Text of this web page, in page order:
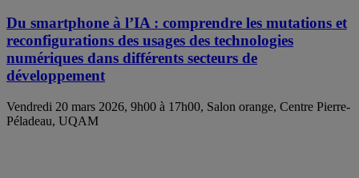
Du smartphone à l’IA : comprendre les mutations et
reconfigurations des usages des technologies
numériques dans différents secteurs de
développement
Vendredi 20 mars 2026, 9h00 à 17h00, Salon orange, Centre Pierre-
Péladeau, UQAM